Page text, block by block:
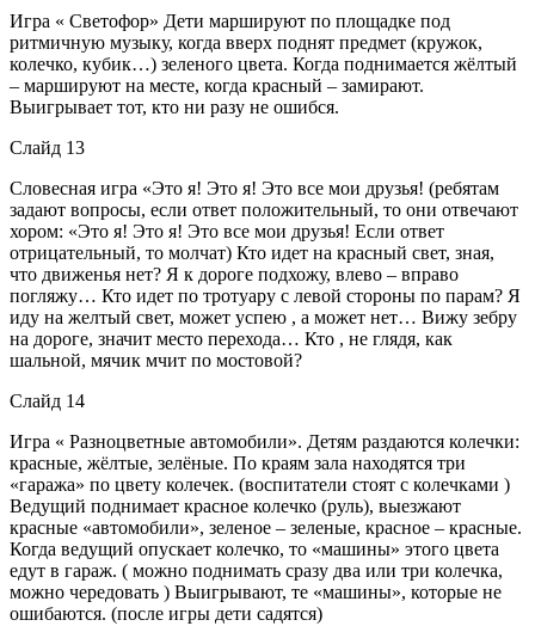
Игра « Светофор» Дети маршируют по площадке под
ритмичную музыку, когда вверх поднят предмет (кружок,
колечко, кубик…) зеленого цвета. Когда поднимается жёлтый
– маршируют на месте, когда красный – замирают.
Выигрывает тот, кто ни разу не ошибся.
Слайд 13
Словесная игра «Это я! Это я! Это все мои друзья! (ребятам
задают вопросы, если ответ положительный, то они отвечают
хором: «Это я! Это я! Это все мои друзья! Если ответ
отрицательный, то молчат) Кто идет на красный свет, зная,
что движенья нет? Я к дороге подхожу, влево – вправо
погляжу… Кто идет по тротуару с левой стороны по парам? Я
иду на желтый свет, может успею , а может нет… Вижу зебру
на дороге, значит место перехода… Кто , не глядя, как
шальной, мячик мчит по мостовой?
Слайд 14
Игра « Разноцветные автомобили». Детям раздаются колечки:
красные, жёлтые, зелёные. По краям зала находятся три
«гаража» по цвету колечек. (воспитатели стоят с колечками )
Ведущий поднимает красное колечко (руль), выезжают
красные «автомобили», зеленое – зеленые, красное – красные.
Когда ведущий опускает колечко, то «машины» этого цвета
едут в гараж. ( можно поднимать сразу два или три колечка,
можно чередовать ) Выигрывают, те «машины», которые не
ошибаются. (после игры дети садятся)